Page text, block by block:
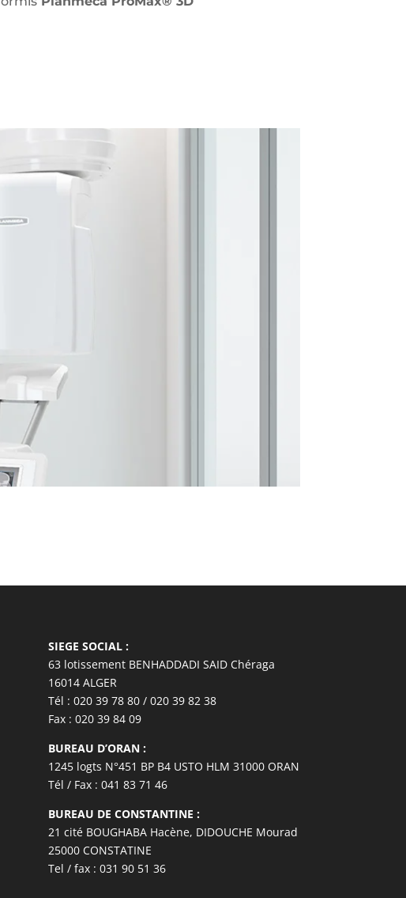
SIEGE SOCIAL :
63 lotissement BENHADDADI SAID Chéraga
16014 ALGER
Tél : 020 39 78 80 / 020 39 82 38
Fax : 020 39 84 09
BUREAU D’ORAN :
1245 logts N°451 BP B4 USTO HLM 31000 ORAN
Tél / Fax : 041 83 71 46
BUREAU DE CONSTANTINE :
21 cité BOUGHABA Hacène, DIDOUCHE Mourad
25000 CONSTATINE
Tel / fax : 031 90 51 36